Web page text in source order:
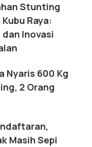
Stunting
Raya:
Inovasi
Nyaris 600 Kg
2 Orang
Masih Sepi